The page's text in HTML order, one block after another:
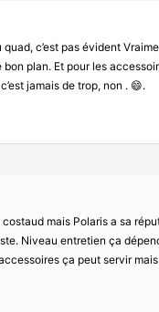
quad, c’est pas évident
bon plan. Et pour les
jamais de trop, non . 😄.
costaud mais Polaris a sa
Niveau entretien ça
ça peut servir